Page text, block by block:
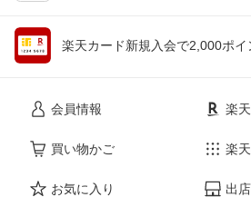
楽天カード新規入会で2,000ポイ
会員情報
買い物かご
お気に入り
楽
楽
出